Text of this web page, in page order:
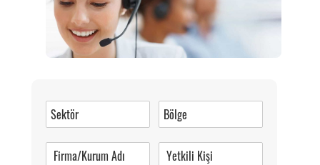
0 (216) 462 49 34
Pazartesi-Cumartesi 09.00-20.00